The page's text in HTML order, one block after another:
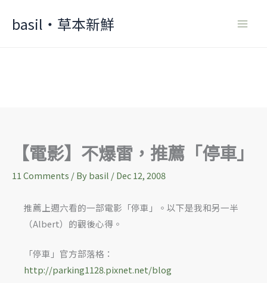
basil‧草本新鮮
【電影】不爆雷，推薦「停車」
11 Comments / Bybasil /Dec 12, 2008
推薦上週六看的一部電影「停車」。以下是我和另一半
（Albert）的觀後心得。
「停車」官方部落格：
http://parking1128.pixnet.net/blog